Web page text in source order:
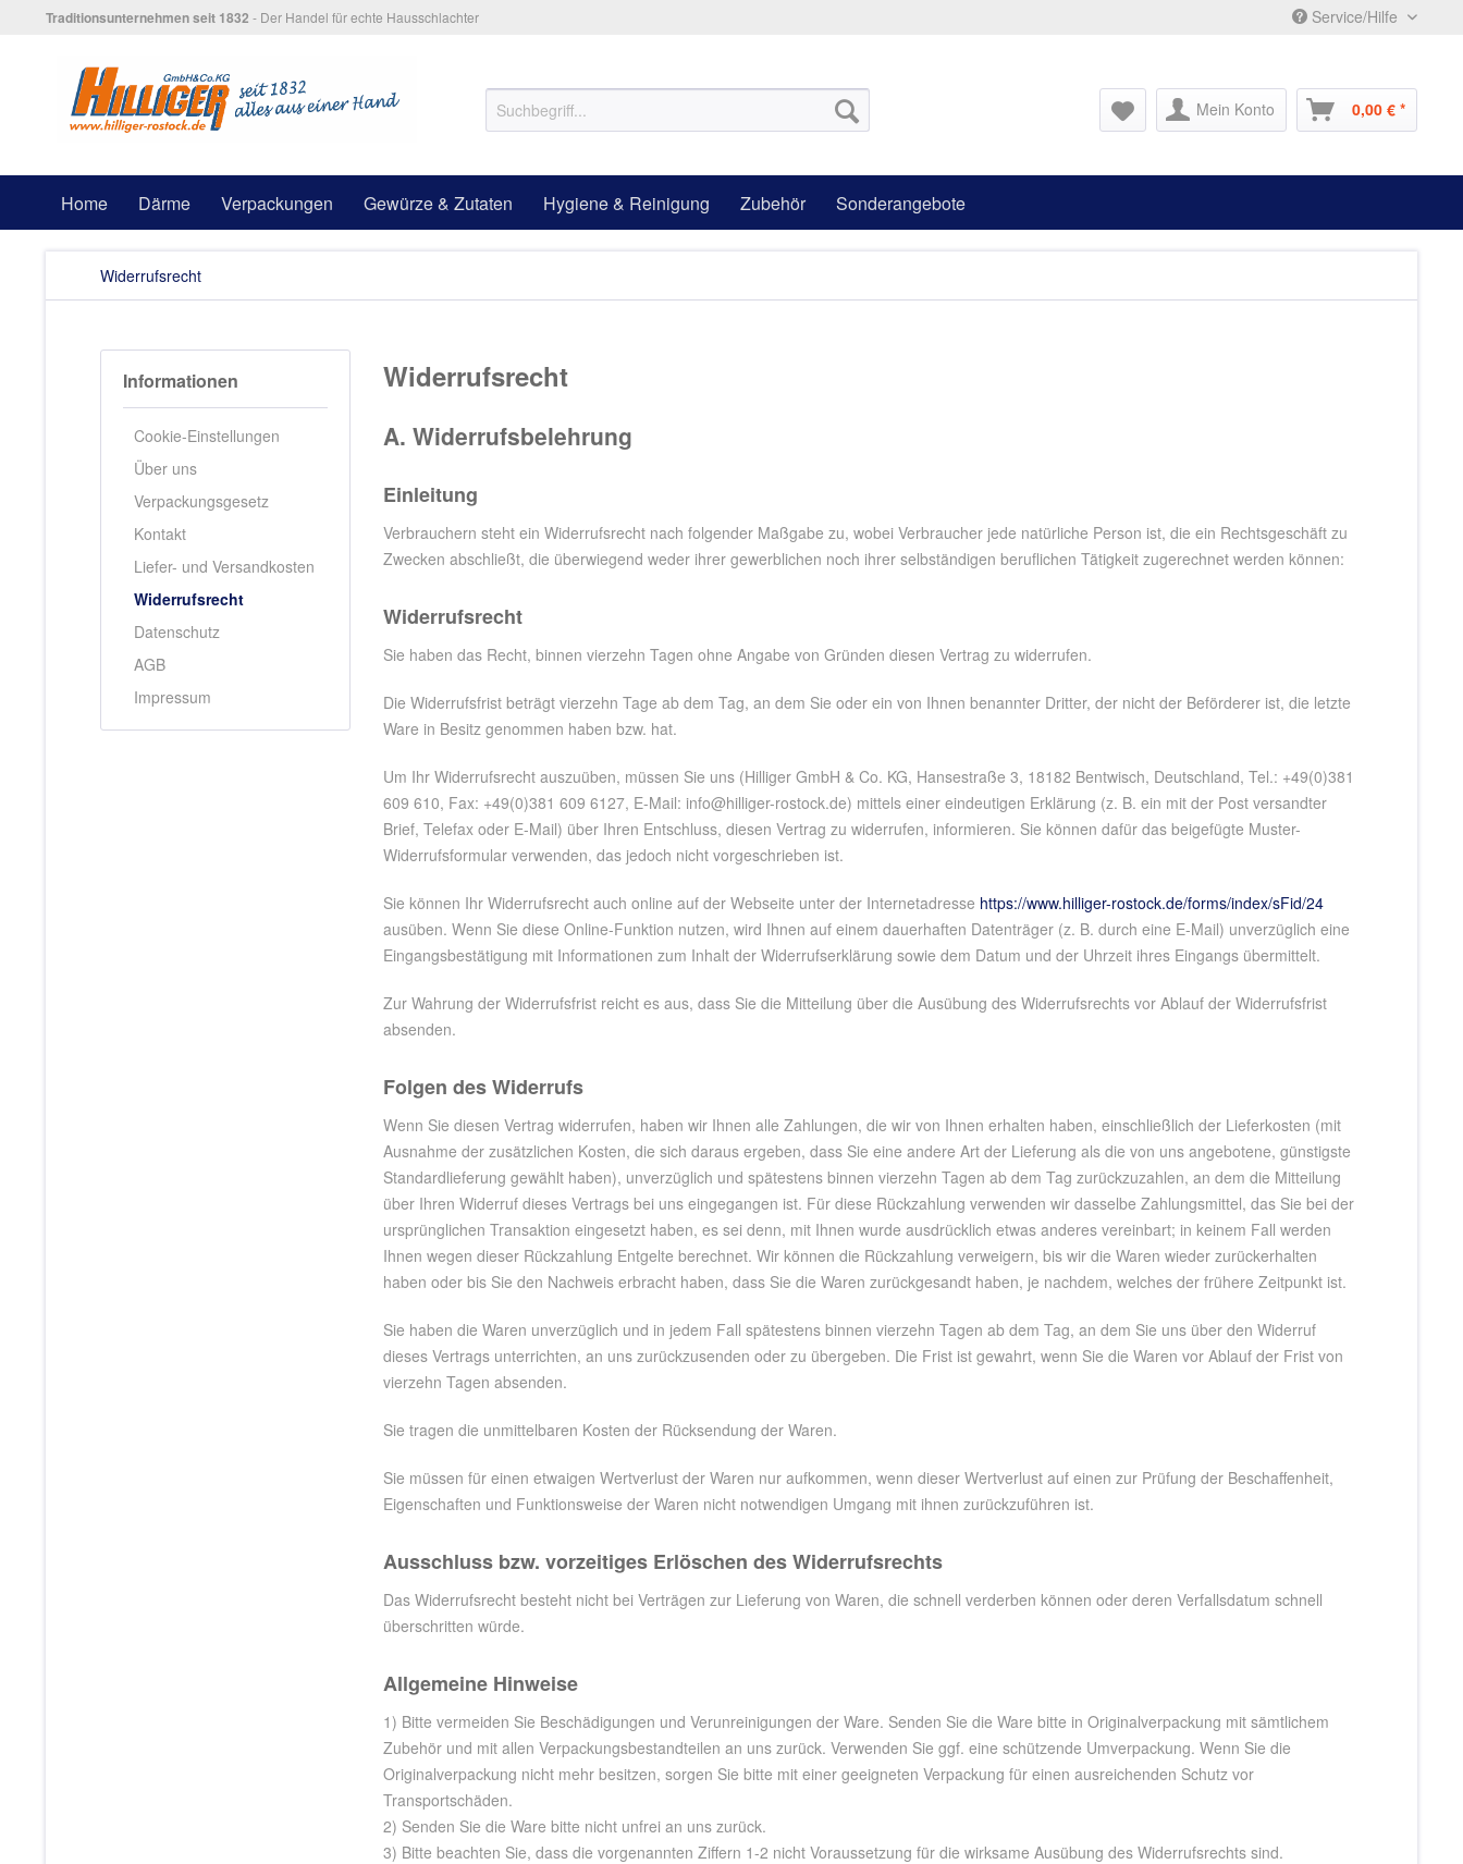
Traditionsunternehmen seit 1832 - Der Handel für echte Hausschlachter Service/Hilfe
Mein Konto 0,00 € *
Home Därme Verpackungen Gewürze & Zutaten Hygiene & Reinigung Zubehör Sonderangebote
Widerrufsrecht
Informationen
Cookie-Einstellungen
Über uns
Verpackungsgesetz
Kontakt
Liefer- und Versandkosten
Widerrufsrecht
Datenschutz
AGB
Impressum
Widerrufsrecht
A. Widerrufsbelehrung
Einleitung
Verbrauchern steht ein Widerrufsrecht nach folgender Maßgabe zu, wobei Verbraucher jede natürliche Person ist, die ein Rechtsgeschäft zu
Zwecken abschließt, die überwiegend weder ihrer gewerblichen noch ihrer selbständigen beruflichen Tätigkeit zugerechnet werden können:
Widerrufsrecht
Sie haben das Recht, binnen vierzehn Tagen ohne Angabe von Gründen diesen Vertrag zu widerrufen.
Die Widerrufsfrist beträgt vierzehn Tage ab dem Tag, an dem Sie oder ein von Ihnen benannter Dritter, der nicht der Beförderer ist, die letzte
Ware in Besitz genommen haben bzw. hat.
Um Ihr Widerrufsrecht auszuüben, müssen Sie uns (Hilliger GmbH & Co. KG, Hansestraße 3, 18182 Bentwisch, Deutschland, Tel.: +49(0)381
609 610, Fax: +49(0)381 609 6127, E-Mail: info@hilliger-rostock.de) mittels einer eindeutigen Erklärung (z. B. ein mit der Post versandter
Brief, Telefax oder E-Mail) über Ihren Entschluss, diesen Vertrag zu widerrufen, informieren. Sie können dafür das beigefügte Muster-
Widerrufsformular verwenden, das jedoch nicht vorgeschrieben ist.
Sie können Ihr Widerrufsrecht auch online auf der Webseite unter der Internetadresse https://www.hilliger-rostock.de/forms/index/sFid/24
ausüben. Wenn Sie diese Online-Funktion nutzen, wird Ihnen auf einem dauerhaften Datenträger (z. B. durch eine E-Mail) unverzüglich eine
Eingangsbestätigung mit Informationen zum Inhalt der Widerrufserklärung sowie dem Datum und der Uhrzeit ihres Eingangs übermittelt.
Zur Wahrung der Widerrufsfrist reicht es aus, dass Sie die Mitteilung über die Ausübung des Widerrufsrechts vor Ablauf der Widerrufsfrist
absenden.
Folgen des Widerrufs
Wenn Sie diesen Vertrag widerrufen, haben wir Ihnen alle Zahlungen, die wir von Ihnen erhalten haben, einschließlich der Lieferkosten (mit
Ausnahme der zusätzlichen Kosten, die sich daraus ergeben, dass Sie eine andere Art der Lieferung als die von uns angebotene, günstigste
Standardlieferung gewählt haben), unverzüglich und spätestens binnen vierzehn Tagen ab dem Tag zurückzuzahlen, an dem die Mitteilung
über Ihren Widerruf dieses Vertrags bei uns eingegangen ist. Für diese Rückzahlung verwenden wir dasselbe Zahlungsmittel, das Sie bei der
ursprünglichen Transaktion eingesetzt haben, es sei denn, mit Ihnen wurde ausdrücklich etwas anderes vereinbart; in keinem Fall werden
Ihnen wegen dieser Rückzahlung Entgelte berechnet. Wir können die Rückzahlung verweigern, bis wir die Waren wieder zurückerhalten
haben oder bis Sie den Nachweis erbracht haben, dass Sie die Waren zurückgesandt haben, je nachdem, welches der frühere Zeitpunkt ist.
Sie haben die Waren unverzüglich und in jedem Fall spätestens binnen vierzehn Tagen ab dem Tag, an dem Sie uns über den Widerruf
dieses Vertrags unterrichten, an uns zurückzusenden oder zu übergeben. Die Frist ist gewahrt, wenn Sie die Waren vor Ablauf der Frist von
vierzehn Tagen absenden.
Sie tragen die unmittelbaren Kosten der Rücksendung der Waren.
Sie müssen für einen etwaigen Wertverlust der Waren nur aufkommen, wenn dieser Wertverlust auf einen zur Prüfung der Beschaffenheit,
Eigenschaften und Funktionsweise der Waren nicht notwendigen Umgang mit ihnen zurückzuführen ist.
Ausschluss bzw. vorzeitiges Erlöschen des Widerrufsrechts
Das Widerrufsrecht besteht nicht bei Verträgen zur Lieferung von Waren, die schnell verderben können oder deren Verfallsdatum schnell
überschritten würde.
Allgemeine Hinweise
1) Bitte vermeiden Sie Beschädigungen und Verunreinigungen der Ware. Senden Sie die Ware bitte in Originalverpackung mit sämtlichem
Zubehör und mit allen Verpackungsbestandteilen an uns zurück. Verwenden Sie ggf. eine schützende Umverpackung. Wenn Sie die
Originalverpackung nicht mehr besitzen, sorgen Sie bitte mit einer geeigneten Verpackung für einen ausreichenden Schutz vor
Transportschäden.
2) Senden Sie die Ware bitte nicht unfrei an uns zurück.
3) Bitte beachten Sie, dass die vorgenannten Ziffern 1-2 nicht Voraussetzung für die wirksame Ausübung des Widerrufsrechts sind.